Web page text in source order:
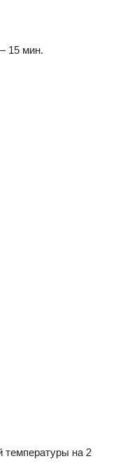
15 мин.
температуры на 2